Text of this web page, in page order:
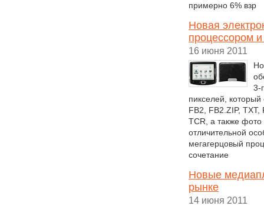
примерно 6% взр
Новая
процессором
16 июня 2011
3-
пикселей,
FB2, FB2.ZIP,
TCR, а также
отличительной
мегагерцовый
сочетание
Новые
рынке
14 июня 2011